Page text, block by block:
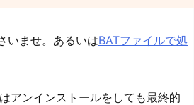
いませ。あるいはBATファイルで処
アンインストールをしても最終的